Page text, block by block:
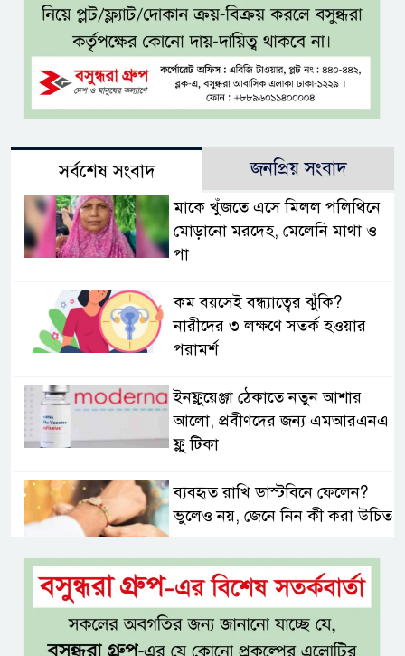
সর্বশেষ সংবাদ জনপ্রিয় সংবাদ
মাকে খুঁজতে এসে মিলল পলিথিনে
মোড়ানো মরদেহ, মেলেনি মাথা ও
পা
কম বয়সেই বন্ধ্যাত্বের ঝুঁকি?
নারীদের ৩ লক্ষণে সতর্ক হওয়ার
পরামর্শ
ইনফ্লুয়েঞ্জা ঠেকাতে নতুন আশার
আলো, প্রবীণদের জন্য এমআরএনএ
ফ্লু টিকা
ব্যবহৃত রাখি ডাস্টবিনে ফেলেন?
ভুলেও নয়, জেনে নিন কী করা উচিত
বেসরকারি জ্বালানি তেল আমদানিতে
বিশেষ সুবিধার অভিযোগ ভিত্তিহীন:
জ্বালানি বিভাগ